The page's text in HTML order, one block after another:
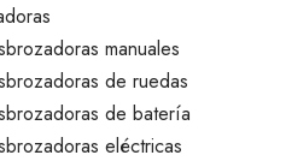
manuales
de ruedas
de batería
eléctricas